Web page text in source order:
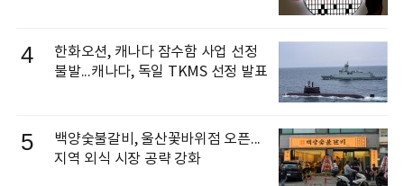
4
한화오션, 캐나다 잠수함 사업 선정
불발...캐나다, 독일 TKMS 선정 발표
5
백양숯불갈비, 울산꽃바위점 오픈...
지역 외식 시장 공략 강화